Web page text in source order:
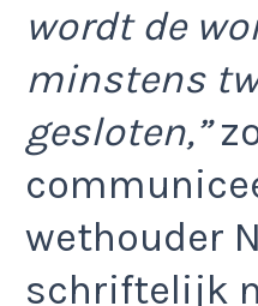
wordt de
minstens
gesloten,”
wethouder
schriftelijk